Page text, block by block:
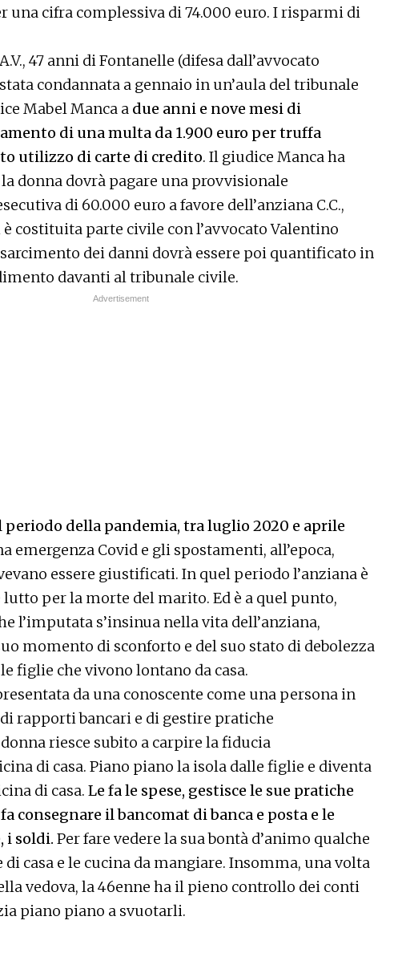
una cifra complessiva di 74.000 euro. I risparmi di
47 anni di Fontanelle (difesa dall’avvocato
condannata a gennaio in un’aula del tribunale
Mabel Manca a due anni e nove mesi di
di una multa da 1.900 euro per truffa
utilizzo di carte di credito. Il giudice Manca ha
donna dovrà pagare una provvisionale
di 60.000 euro a favore dell’anziana C.C.,
è costituita parte civile con l’avvocato Valentino
dei danni dovrà essere poi quantificato in
davanti al tribunale civile.
periodo della pandemia, tra luglio 2020 e aprile
emergenza Covid e gli spostamenti, all’epoca,
essere giustificati. In quel periodo l’anziana è
per la morte del marito. Ed è a quel punto,
l’imputata s’insinua nella vita dell’anziana,
momento di sconforto e del suo stato di debolezza
figlie che vivono lontano da casa.
da una conoscente come una persona in
rapporti bancari e di gestire pratiche
riesce subito a carpire la fiducia
di casa. Piano piano la isola dalle figlie e diventa
di casa. Le fa le spese, gestisce le sue pratiche
consegnare il bancomat di banca e posta e le
i soldi. Per fare vedere la sua bontà d’animo qualche
casa e le cucina da mangiare. Insomma, una volta
vedova, la 46enne ha il pieno controllo dei conti
piano piano a svuotarli.